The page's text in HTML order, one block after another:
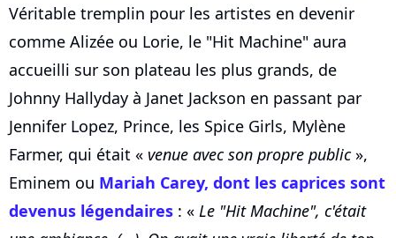
Véritable tremplin pour les artistes en devenir
comme Alizée ou Lorie, le "Hit Machine" aura
accueilli sur son plateau les plus grands, de
Johnny Hallyday à Janet Jackson en passant par
Jennifer Lopez, Prince, les Spice Girls, Mylène
Farmer, qui était « venue avec son propre public»,
Eminem ou Mariah Carey, dont les caprices sont
devenus légendaires : « Le "Hit Machine", c'était